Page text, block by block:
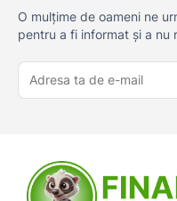
O mulțime de oameni ne
pentru a fi informat și a nu